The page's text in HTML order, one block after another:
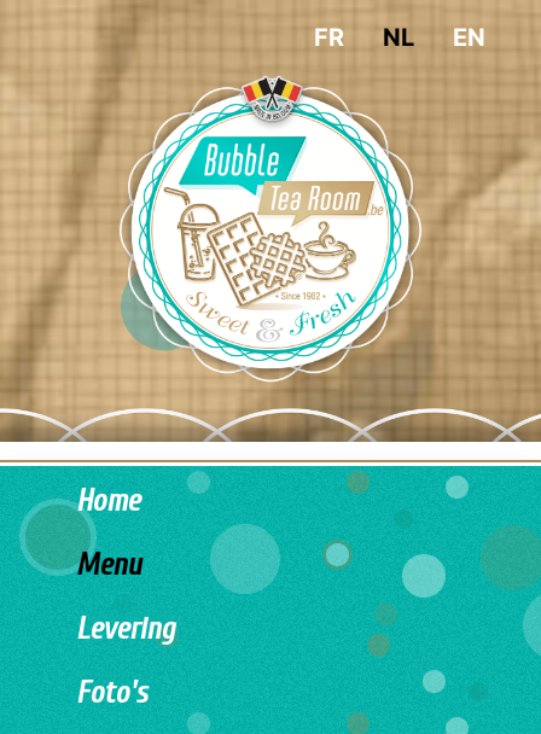
FR NL EN
Home
Menu
Levering
Foto's